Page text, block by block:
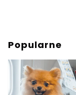
Popularne